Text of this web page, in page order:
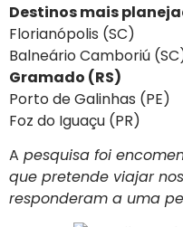
Destinos mais
Florianópolis (SC)
Balneário Camboriú
Gramado (RS)
Porto de Galinhas (PE)
Foz do Iguaçu (PR)
A pesquisa foi
que pretende viajar
responderam a uma